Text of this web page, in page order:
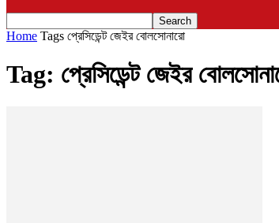
Home Tags প্রেসিডেন্ট জেইর বোলসোনারো
Tag: প্রেসিডেন্ট জেইর